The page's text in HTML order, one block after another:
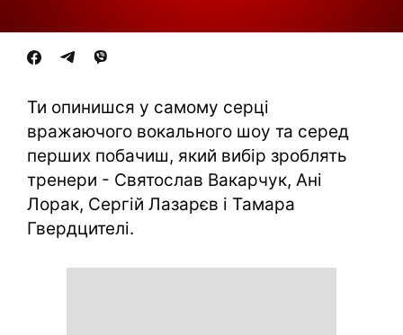
Ти опинишся у самому серці
вражаючого вокального шоу та серед
перших побачиш, який вибір зроблять
тренери - Святослав Вакарчук, Ані
Лорак, Сергій Лазарєв і Тамара
Гвердцителі.